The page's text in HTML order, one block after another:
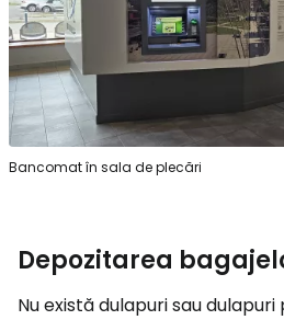
Bancomat în sala de plecări
Depozitarea
Nu există dulapuri sau